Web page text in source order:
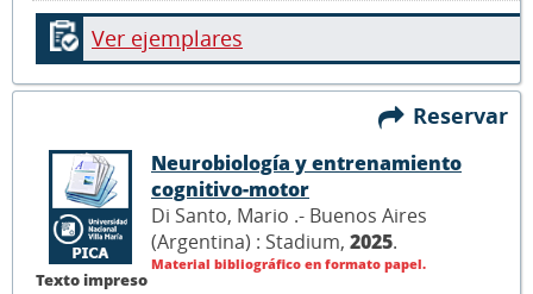
Ver ejemplares
Reservar
Texto impreso
Neurobiología y entrenamiento
cognitivo-motor
Di Santo, Mario .- Buenos Aires
(Argentina) : Stadium, 2025.
Material bibliográfico en formato papel.